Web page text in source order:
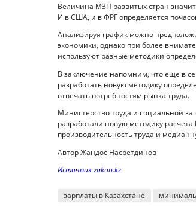
Величина МЗП развитых стран
И в США, и в ФРГ определяется
Анализируя график можно
экономики, однако при более
используют разные методики
В заключение напомним, что еще в
разработать новую методику
отвечать потребностям рынка труда.
Министерство труда и социальной
разработали новую методику
производительность труда и
Автор Жандос Насретдинов
Источник zakon.kz
зарплаты в Казахстане